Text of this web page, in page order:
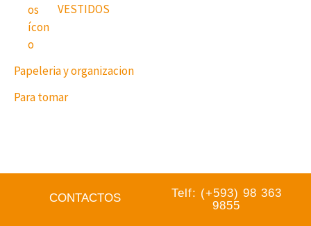
VESTIDOS
Papeleria y organizacion
Para tomar
CONTACTOS
Telf: (+593) 98 363
9855